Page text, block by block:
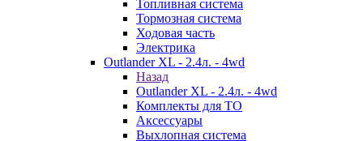
Топливная система
Тормозная система
Ходовая часть
Электрика
Outlander XL - 2.4л. - 4wd
Назад
Outlander XL - 2.4л. - 4wd
Комплекты для ТО
Аксессуары
Выхлопная система